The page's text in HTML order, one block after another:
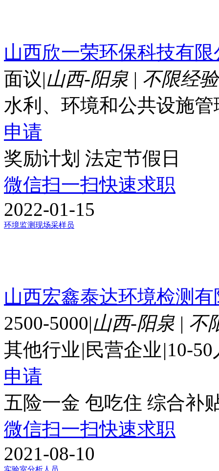
山西欣一荣环保科技有限
面议|山西-阳泉 | 不限经验
水利、环境和公共设施管
申请
奖励计划 法定节假日
微信扫一扫快速求职
2022-01-15
环境监测现场采样员
山西宏鑫泰达环境检测
2500-5000|山西-阳泉 | 不
其他行业| 民营企业|10-50
申请
五险一金 包吃住 综合补
微信扫一扫快速求职
2021-08-10
实验室分析人员